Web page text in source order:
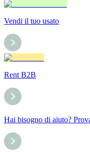
Vendi il tuo usato
Rent B2B
Hai bisogno di aiuto?